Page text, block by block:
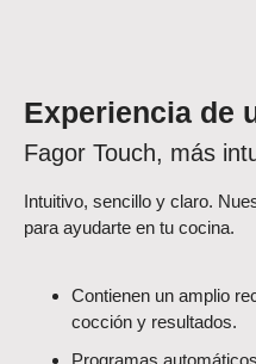
Experiencia de
Fagor Touch, más
Intuitivo, sencillo y claro.
para ayudarte en tu cocina.
Contienen un amplio
cocción y resultados.
Programas